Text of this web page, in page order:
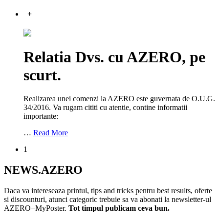
+
Relatia Dvs. cu AZERO, pe
scurt.
Realizarea unei comenzi la AZERO este guvernata de O.U.G.
34/2016. Va rugam cititi cu atentie, contine informatii
importante:
… Read More
1
NEWS.AZERO
Daca va intereseaza printul, tips and tricks pentru best results, oferte
si discounturi, atunci categoric trebuie sa va abonati la newsletter-ul
AZERO+MyPoster. Tot timpul publicam ceva bun.